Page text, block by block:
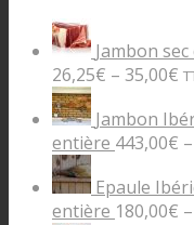
Jambon
26,25€ – 35,00€
Jambon
entière 443,00€ –
Epaule
entière 180,00€ –